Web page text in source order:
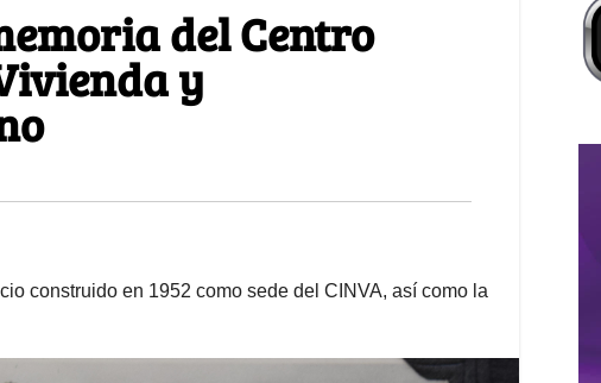
del Centro
y
construido en 1952 como sede del CINVA, así como la